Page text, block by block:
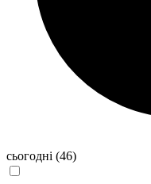
сьогодні (46)